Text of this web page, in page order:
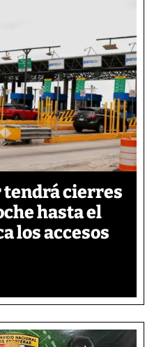
tendrá cierres
hasta el
los accesos